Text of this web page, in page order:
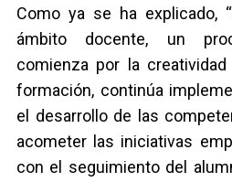
Como ya se ha explicado,
ámbito docente, un
comienza por la
formación, continúa
el desarrollo de las
acometer las iniciativas
con el seguimiento del